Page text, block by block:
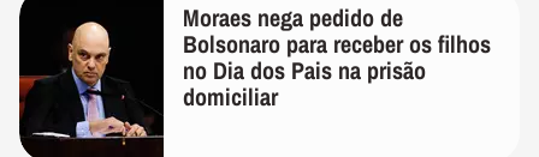
Moraes nega pedido de
Bolsonaro para receber os filhos
no Dia dos Pais na prisão
domiciliar